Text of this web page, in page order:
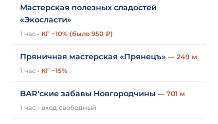
Мастерская полезных сладостей
«Экосласти»
1 час · КГ −10% (было 950 ₽)
Пряничная мастерская «Прянецъ» — 249 м
1 час · КГ −15%
BAR'ские забавы Новгородчины — 701 м
1 час · вход свободный